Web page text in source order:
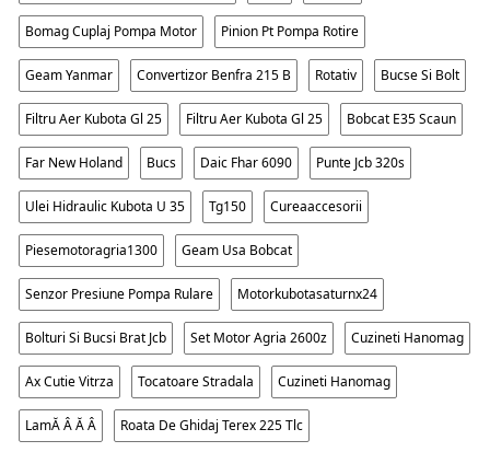
Bomag Cuplaj Pompa Motor Pinion Pt Pompa Rotire
Geam Yanmar Convertizor Benfra 215 B Rotativ Bucse Si Bolt
Filtru Aer Kubota Gl 25 Filtru Aer Kubota Gl 25 Bobcat E35 Scaun
Far New Holand Bucs Daic Fhar 6090 Punte Jcb 320s
Ulei Hidraulic Kubota U 35 Tg150 Cureaaccesorii
Piesemotoragria1300 Geam Usa Bobcat
Senzor Presiune Pompa Rulare Motorkubotasaturnx24
Bolturi Si Bucsi Brat Jcb Set Motor Agria 2600z Cuzineti Hanomag
Ax Cutie Vitrza Tocatoare Stradala Cuzineti Hanomag
LamĂ Â Ă Â Roata De Ghidaj Terex 225 Tlc